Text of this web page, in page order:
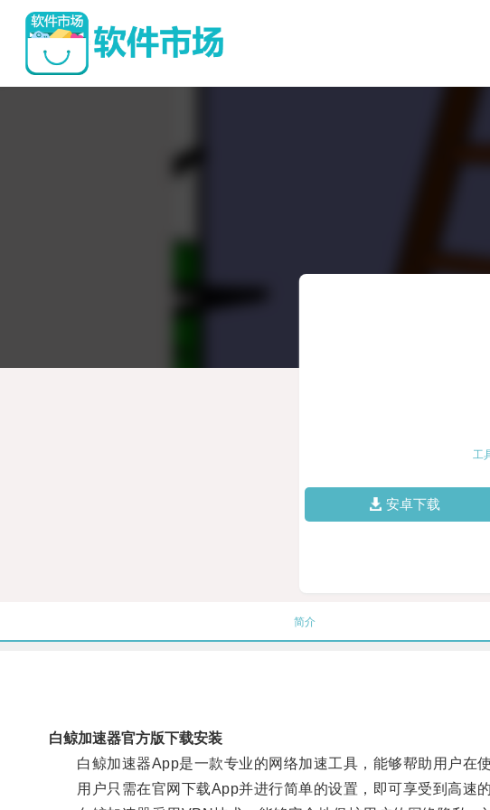
工
安卓下载
简介
白鲸加速器官方版下载安装
白鲸加速器App是一款专业的网络加速工具，能够帮助用户在使
用户只需在官网下载App并进行简单的设置，即可享受到高速的